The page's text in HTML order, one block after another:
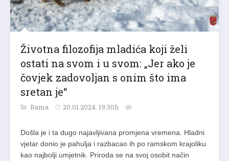
Životna filozofija mladića koji želi
ostati na svom i u svom: „Jer ako je
čovjek zadovoljan s onim što ima
sretan je“
Rama 20.01.2024. 19:30h
Došla je i ta dugo najavljivana promjena vremena. Hladni
vjetar donio je pahulja i razbacao ih po ramskom krajoliku
kao najbolji umjetnik. Priroda se na svoj osobit način